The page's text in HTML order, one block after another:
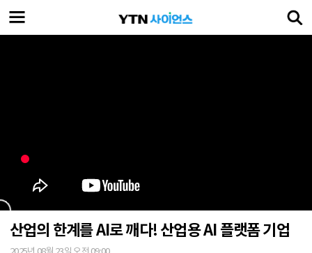
산업의 한계를 AI로 깨다! 산업용 AI 플랫폼 기업